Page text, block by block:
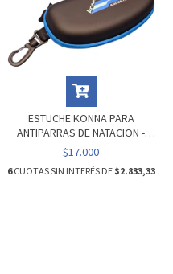
ESTUCHE KONNA PARA
ANTIPARRAS DE NATACION -
ARGENTINA
$17.000
6CUOTAS SIN INTERÉS DE $2.833,33